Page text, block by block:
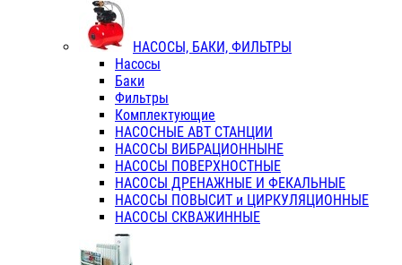
НАСОСЫ, БАКИ, ФИЛЬТРЫ
Насосы
Баки
Фильтры
Комплектующие
НАСОСНЫЕ АВТ СТАНЦИИ
НАСОСЫ ВИБРАЦИОННЫНЕ
НАСОСЫ ПОВЕРХНОСТНЫЕ
НАСОСЫ ДРЕНАЖНЫЕ И ФЕКАЛЬНЫЕ
НАСОСЫ ПОВЫСИТ и ЦИРКУЛЯЦИОННЫЕ
НАСОСЫ СКВАЖИННЫЕ